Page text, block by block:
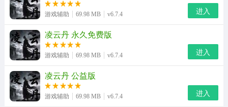
4、高度定制化，适应不同需求：
亮点是玩家可以根据自己的游戏习惯自由定制各种辅助功
能开关，调整参数，创建专属的辅助解决方案。无论是初
模式。
游戏辅助 69.98 MB v6.7.4 进入
凌云丹 永久免费版
游戏辅助 69.98 MB v6.7.4 进入
凌云丹 公益版
游戏辅助 69.98 MB v6.7.4 进入